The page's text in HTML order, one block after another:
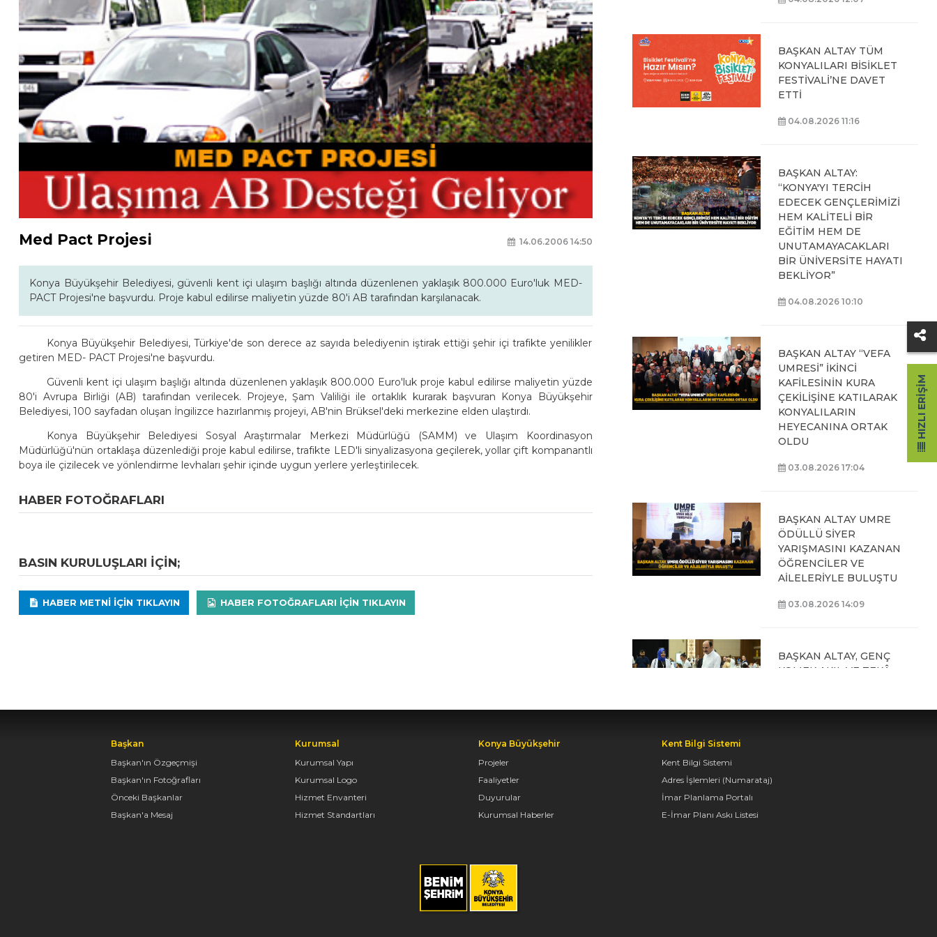
Med Pact Projesi 14.06.2006 14:50
Konya Büyükşehir Belediyesi, güvenli kent içi ulaşım başlığı altında düzenlenen yaklaşık 800.000 Euro'luk MED-
PACT Projesi'ne başvurdu. Proje kabul edilirse maliyetin yüzde 80'i AB tarafından karşılanacak.
Konya Büyükşehir Belediyesi, Türkiye'de son derece az sayıda belediyenin iştirak ettiği şehir içi trafikte yenilikler
getiren MED- PACT Projesi'ne başvurdu.
Güvenli kent içi ulaşım başlığı altında düzenlenen yaklaşık 800.000 Euro'luk proje kabul edilirse maliyetin yüzde
80'i Avrupa Birliği (AB) tarafından verilecek. Projeye, Şam Valiliği ile ortaklık kurarak başvuran Konya Büyükşehir
Belediyesi, 100 sayfadan oluşan İngilizce hazırlanmış projeyi, AB'nin Brüksel'deki merkezine elden ulaştırdı.
Konya Büyükşehir Belediyesi Sosyal Araştırmalar Merkezi Müdürlüğü (SAMM) ve Ulaşım Koordinasyon
Müdürlüğü'nün ortaklaşa düzenlediği proje kabul edilirse, trafikte LED'li sinyalizasyona geçilerek, yollar çift kompanantlı
boya ile çizilecek ve yönlendirme levhaları şehir içinde uygun yerlere yerleştirilecek.
HABER FOTOĞRAFLARI
BASIN KURULUŞLARI IÇIN;
HABER METNI IÇIN TIKLAYIN HABER FOTOĞRAFLARI IÇIN TIKLAYIN
BAŞKAN ALTAY TÜM
KONYALILARI BİSİKLET
FESTİVALİ’NE DAVET
ETTİ
04.08.2026 11:16
BAŞKAN ALTAY:
“KONYA'YI TERCİH
EDECEK GENÇLERİMİZİ
HEM KALİTELİ BİR
EĞİTİM HEM DE
UNUTAMAYACAKLARI
BİR ÜNİVERSİTE HAYATI
BEKLİYOR”
04.08.2026 10:10
BAŞKAN ALTAY “VEFA
UMRESİ” İKİNCİ
KAFİLESİNİN KURA
ÇEKİLİŞİNE KATILARAK
KONYALILARIN
HEYECANINA ORTAK
OLDU
03.08.2026 17:04
BAŞKAN ALTAY UMRE
ÖDÜLLÜ SİYER
YARIŞMASINI KAZANAN
ÖĞRENCİLER VE
AİLELERİYLE BULUŞTU
03.08.2026 14:09
BAŞKAN ALTAY, GENÇ
KOMEK AKIL VE ZEKÂ
Başkan
Başkan'ın Özgeçmişi
Başkan'ın Fotoğrafları
Önceki Başkanlar
Başkan'a Mesaj
Kurumsal
Kurumsal Yapı
Kurumsal Logo
Hizmet Envanteri
Hizmet Standartları
Konya Büyükşehir
Projeler
Faaliyetler
Duyurular
Kurumsal Haberler
Kent Bilgi Sistemi
Kent Bilgi Sistemi
Adres İşlemleri (Numarataj)
İmar Planlama Portalı
E-İmar Planı Askı Listesi
HIZLI ERIŞIM